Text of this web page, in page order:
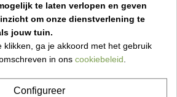
te laten verlopen en geven
om onze dienstverlening te
jouw tuin.
klikken, ga je akkoord met het gebruik
in ons cookiebeleid.
Configureer